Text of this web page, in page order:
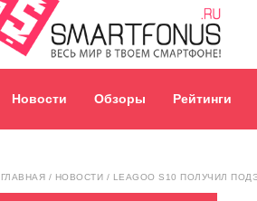
Новости Обзоры Рейтинги
ГЛАВНАЯ / НОВОСТИ / LEAGOO S10 ПОЛУЧИЛ